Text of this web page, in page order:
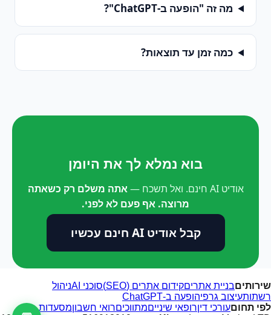
מה זה "הופעה ב-ChatGPT"?
כמה זמן עד תוצאות?
בוא נמלא לך את היומן
אודיט AI חינם. ואל תשכח —
אתה משלם רק כשאתה
מרוצה. אף פעם לא לפני.
קבל אודיט AI חינם עכשיו
שירותיםבניית אתריםקידום אתרים (SEO) סוכני AI
ניהול
רשתותעיצוב גרפיהופעה ב-ChatGPT
לפי תחוםעורכי דיןרופאי שינייםמתווכיםרואי חשבוןמסעדות